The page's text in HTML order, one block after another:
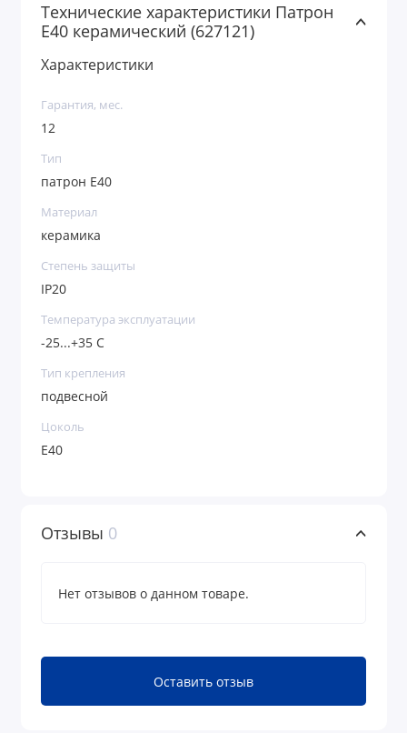
Технические характеристики Патрон
Е40 керамический (627121)
Характеристики
Гарантия, мес.
12
Тип
патрон Е40
Материал
керамика
Степень защиты
IP20
Температура эксплуатации
-25...+35 С
Тип крепления
подвесной
Цоколь
Е40
Отзывы 0
Нет отзывов о данном товаре.
Оставить отзыв